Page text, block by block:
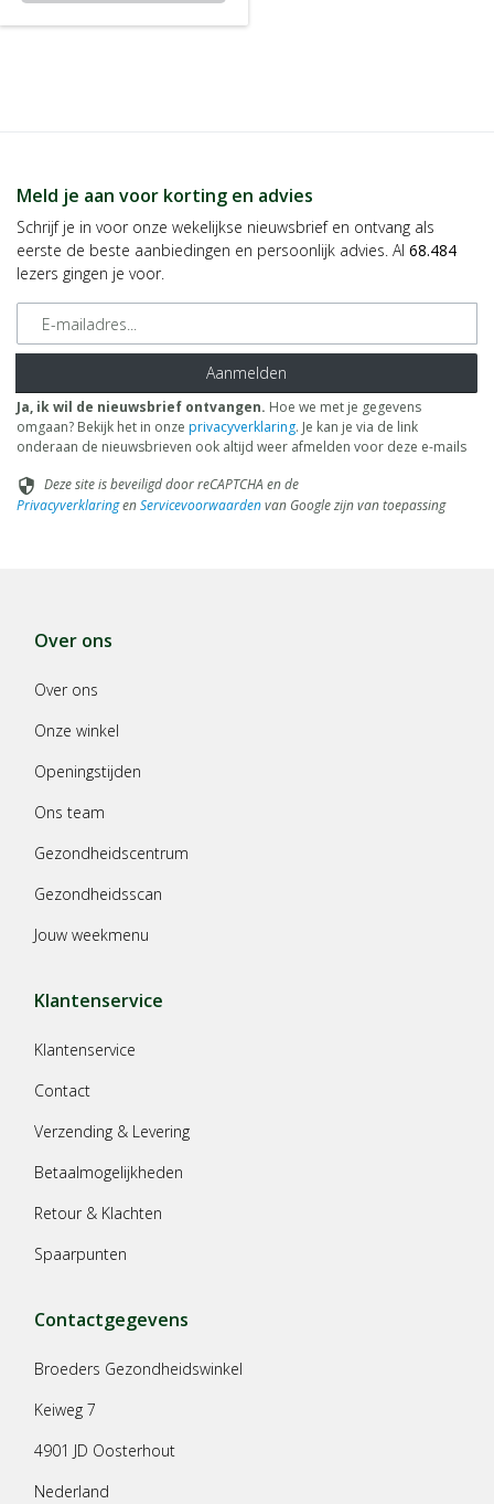
Meld je aan voor korting en advies
Schrijf je in voor onze wekelijkse nieuwsbrief en ontvang als
eerste de beste aanbiedingen en persoonlijk advies. Al 68.484
lezers gingen je voor.
E-mailadres
Aanmelden
Ja, ik wil de nieuwsbrief ontvangen. Hoe we met je gegevens
omgaan? Bekijk het in onze privacyverklaring. Je kan je via de link
onderaan de nieuwsbrieven ook altijd weer afmelden voor deze e-mails
security Deze site is beveiligd door reCAPTCHA en de
PrivacyverklaringenServicevoorwaardenvan Google zijn van toepassing
Over ons
Over ons
Onze winkel
Openingstijden
Ons team
Gezondheidscentrum
Gezondheidsscan
Jouw weekmenu
Klantenservice
Klantenservice
Contact
Verzending & Levering
Betaalmogelijkheden
Retour & Klachten
Spaarpunten
Contactgegevens
Broeders Gezondheidswinkel
Keiweg 7
4901 JD Oosterhout
Nederland